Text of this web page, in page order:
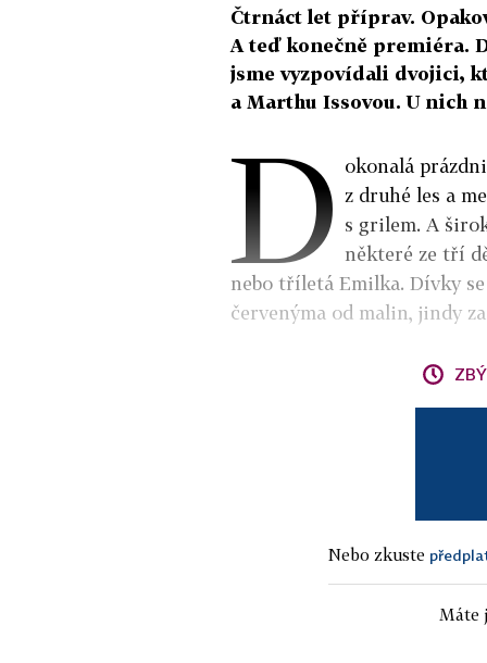
Čtrnáct let příprav.
A teď konečně premiéra.
jsme vyzpovídali dvojici,
a Marthu Issovou. U nich
D okonalá
z druhé les a
s grilem. A
některé ze tří
nebo tříletá Emilka. Dívky
červenýma od malin, jindy
Nebo zkuste
Máte